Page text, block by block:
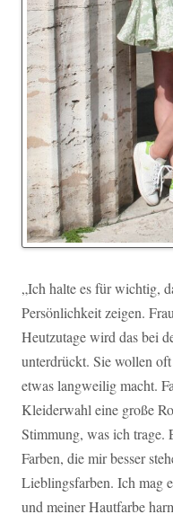
„Ich halte es für wichtig,
Persönlichkeit zeigen.
Heutzutage wird das bei
unterdrückt. Sie wollen
etwas langweilig macht.
Kleiderwahl eine große
Stimmung, was ich trage.
Farben, die mir besser
Lieblingsfarben. Ich mag
und meiner Hautfarbe